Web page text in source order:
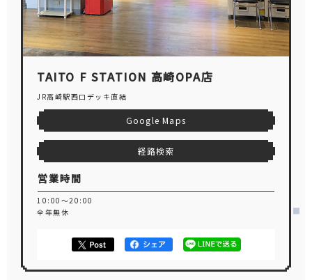
TAITO F STATION 高崎OPA店
JR高崎駅西口デッキ直結
Google Maps
経路検索
営業時間
10:00～20:00
全年無休